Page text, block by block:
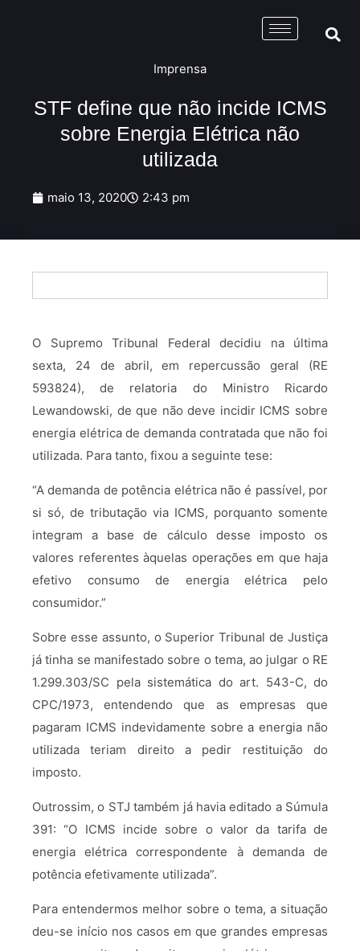
Imprensa
STF define que não incide ICMS
sobre Energia Elétrica não
utilizada
maio 13, 2020 2:43 pm
O Supremo Tribunal Federal decidiu na última
sexta, 24 de abril, em repercussão geral (RE
593824), de relatoria do Ministro Ricardo
Lewandowski, de que não deve incidir ICMS sobre
energia elétrica de demanda contratada que não foi
utilizada. Para tanto, fixou a seguinte tese:
“A demanda de potência elétrica não é passível, por
si só, de tributação via ICMS, porquanto somente
integram a base de cálculo desse imposto os
valores referentes àquelas operações em que haja
efetivo consumo de energia elétrica pelo
consumidor.”
Sobre esse assunto, o Superior Tribunal de Justiça
já tinha se manifestado sobre o tema, ao julgar o RE
1.299.303/SC pela sistemática do art. 543-C, do
CPC/1973, entendendo que as empresas que
pagaram ICMS indevidamente sobre a energia não
utilizada teriam direito a pedir restituição do
imposto.
Outrossim, o STJ também já havia editado a Súmula
391: “O ICMS incide sobre o valor da tarifa de
energia elétrica correspondente à demanda de
potência efetivamente utilizada”.
Para entendermos melhor sobre o tema, a situação
deu-se início nos casos em que grandes empresas